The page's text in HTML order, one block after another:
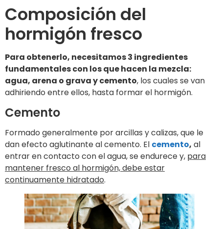
Composición del
hormigón fresco
Para obtenerlo, necesitamos 3 ingredientes
fundamentales con los que hacen la mezcla:
agua, arena o grava y cemento, los cuales se van
adhiriendo entre ellos, hasta formar el hormigón.
Cemento
Formado generalmente por arcillas y calizas, que le
dan efecto aglutinante al cemento. El cemento, al
entrar en contacto con el agua, se endurece y, para
mantener fresco al hormigón, debe estar
continuamente hidratado.